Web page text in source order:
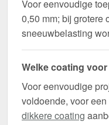
Voor eenvoudige
0,50 mm; bij grotere
sneeuwbelasting
Welke coating
Voor eenvoudige
voldoende, voor
dikkere coating